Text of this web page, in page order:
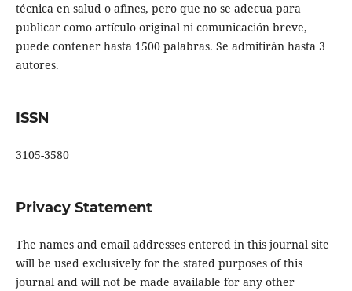
técnica en salud o afines, pero que no se adecua para
publicar como artículo original ni comunicación breve,
puede contener hasta 1500 palabras. Se admitirán hasta 3
autores.
ISSN
3105-3580
Privacy Statement
The names and email addresses entered in this journal site
will be used exclusively for the stated purposes of this
journal and will not be made available for any other